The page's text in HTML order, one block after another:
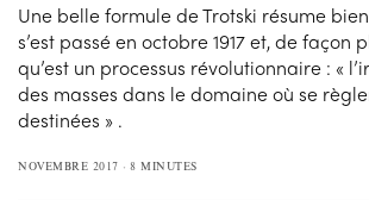
Une belle formule de Trotski résume
s’est passé en octobre 1917 et, de façon
qu’est un processus révolutionnaire : «
des masses dans le domaine où se
destinées » .
NOVEMBRE 2017 8 MINUTES